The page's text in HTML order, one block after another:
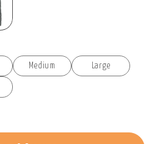
Medium Large